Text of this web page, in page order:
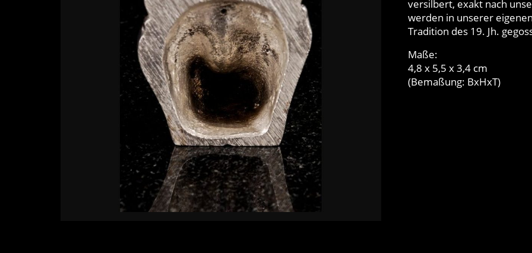
versilbert, exakt nach
werden in unserer
Tradition des 19. Jh.
Maße:
4,8 x 5,5 x 3,4 cm
(Bemaßung: BxHxT)